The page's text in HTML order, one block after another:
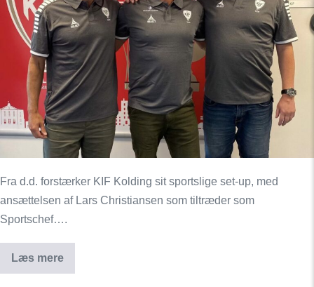
Sportschef
Kolding
Fra d.d. forstærker KIF Kolding sit sportslige set-up, med
ansættelsen af Lars Christiansen som tiltræder som
Sportschef….
Læs mere
Lars
Christiansen